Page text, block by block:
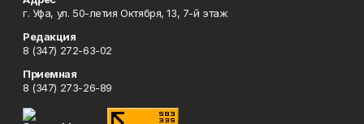
г. Уфа, ул. 50-летия Октября, 13, 7-й этаж
Редакция
8 (347) 272-63-02
Приемная
8 (347) 273-26-89